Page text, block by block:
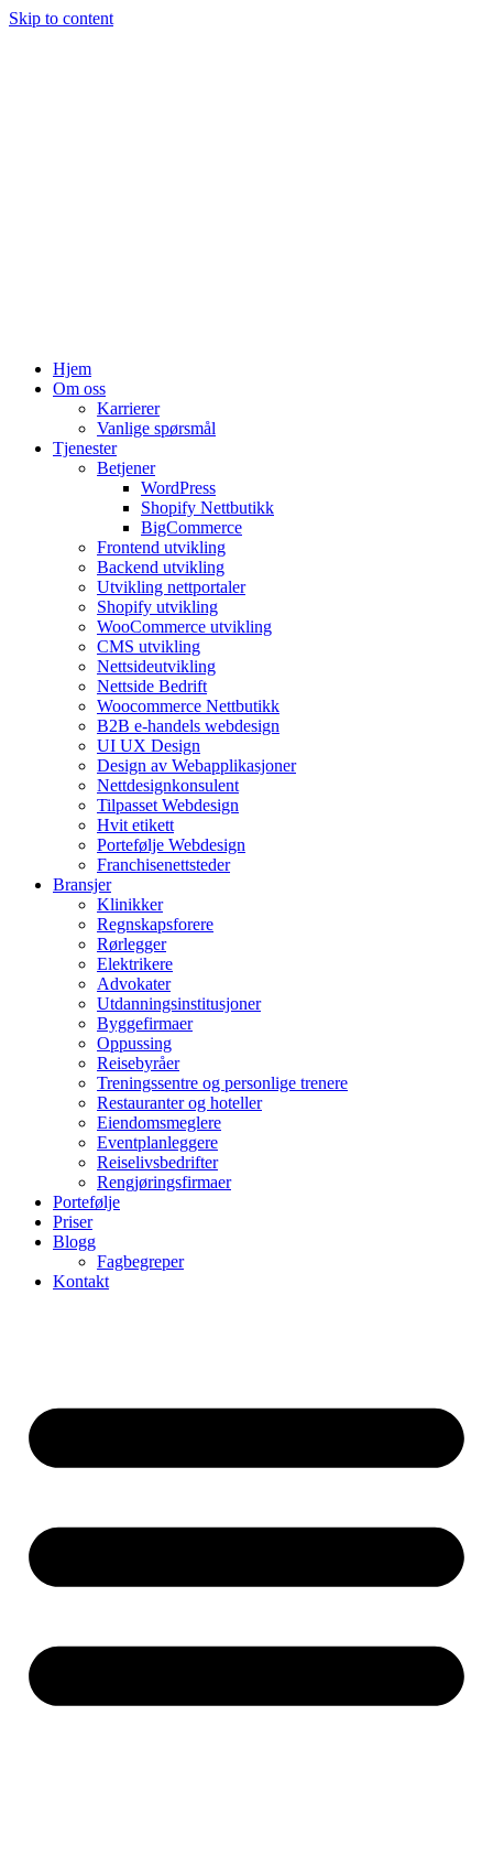
Skip to content
Hjem
Om oss
Karrierer
Vanlige spørsmål
Tjenester
Betjener
WordPress
Shopify Nettbutikk
BigCommerce
Frontend utvikling
Backend utvikling
Utvikling nettportaler
Shopify utvikling
WooCommerce utvikling
CMS utvikling
Nettsideutvikling
Nettside Bedrift
Woocommerce Nettbutikk
B2B e-handels webdesign
UI UX Design
Design av Webapplikasjoner
Nettdesignkonsulent
Tilpasset Webdesign
Hvit etikett
Portefølje Webdesign
Franchisenettsteder
Bransjer
Klinikker
Regnskapsforere
Rørlegger
Elektrikere
Advokater
Utdanningsinstitusjoner
Byggefirmaer
Oppussing
Reisebyråer
Treningssentre og personlige trenere
Restauranter og hoteller
Eiendomsmeglere
Eventplanleggere
Reiselivsbedrifter
Rengjøringsfirmaer
Portefølje
Priser
Blogg
Fagbegreper
Kontakt